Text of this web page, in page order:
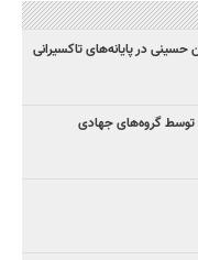
حسینی در پایانه‌های تاکسیرانی